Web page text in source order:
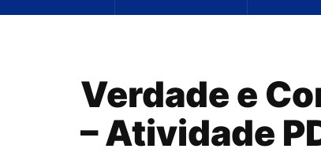
Verdade e
– Atividade